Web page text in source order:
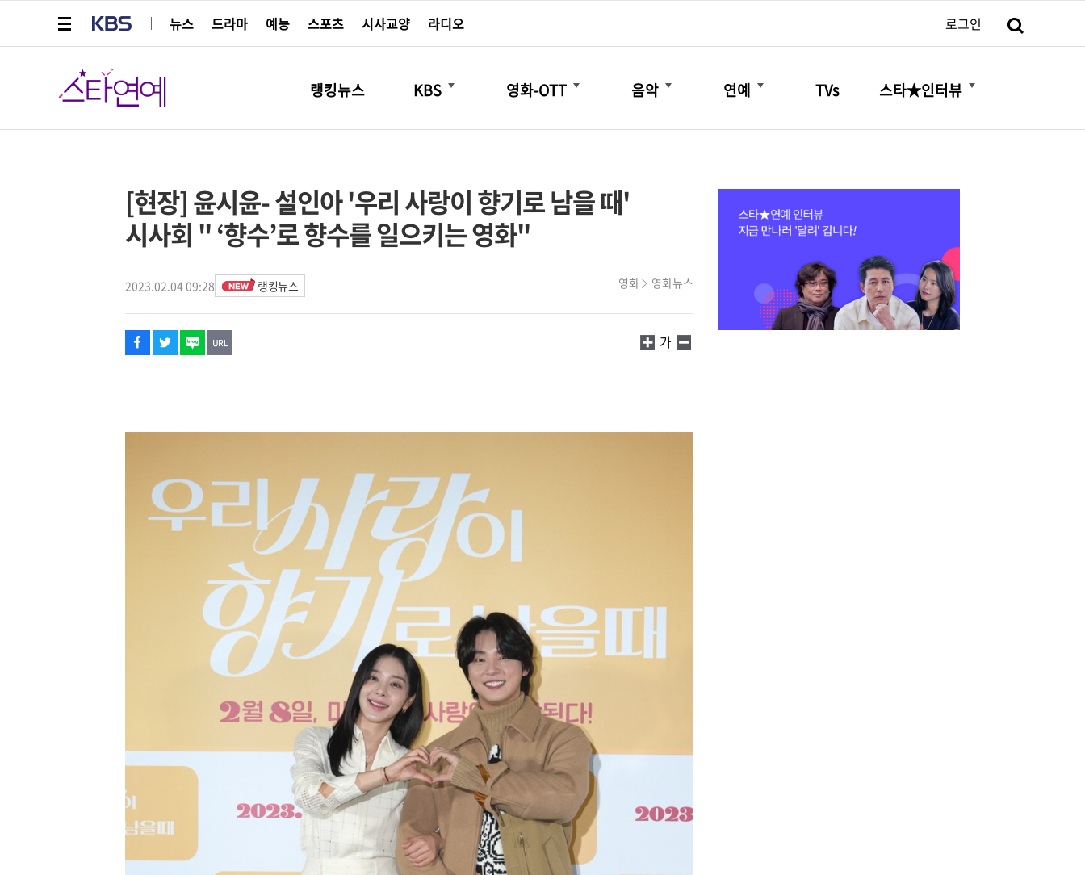
뉴스
드라마 예능 스포츠 시사교양 라디오 로그인
스타연예
랭킹뉴스 KBS
더보기
영화-OTT
더보기
음악
더보기
연예
더보기
TVs 스타★인터뷰
더보기
[현장] 윤시윤- 설인아 '우리 사랑이 향기로 남을 때'
시사회 " ‘향수’로 향수를 일으키는 영화"
2023.02.04 09:28 랭킹뉴스 영화 영화뉴스
페이스북
트위터
네이버
URL복사
글씨 작게보기
가
글씨 크게보기
스타박스